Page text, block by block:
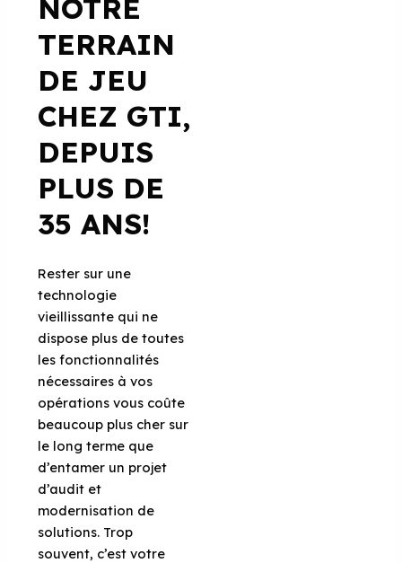
NOTRE
TERRAIN
DE JEU
CHEZ GTI,
DEPUIS
PLUS DE
35 ANS!
Rester sur une
technologie
vieillissante qui ne
dispose plus de toutes
les fonctionnalités
nécessaires à vos
opérations vous coûte
beaucoup plus cher sur
le long terme que
d’entamer un projet
d’audit et
modernisation de
solutions. Trop
souvent, c’est votre